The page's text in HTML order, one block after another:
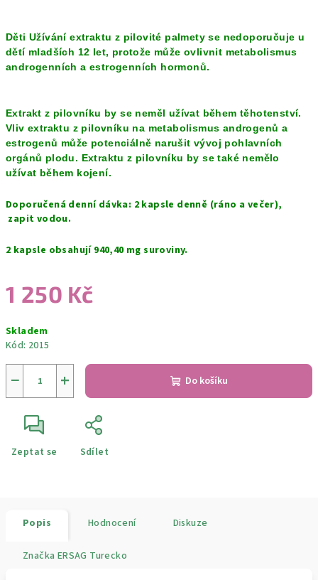
Děti Užívání extraktu z pilovité palmety se nedoporučuje u
dětí mladších 12 let, protože může ovlivnit metabolismus
androgenních a estrogenních hormonů.
Extrakt z pilovníku by se neměl užívat během těhotenství.
Vliv extraktu z pilovníku na metabolismus androgenů a
estrogenů může potenciálně narušit vývoj pohlavních
orgánů plodu. Extraktu z pilovníku by se také nemělo
užívat během kojení.
Doporučená denní dávka: 2 kapsle denně (ráno a večer),
zapit vodou.
2 kapsle obsahují 940,40 mg suroviny.
1 250 Kč
cena:
Skladem
Kód: 2015
+
− Do košíku
Zeptat se Sdílet
Popis Hodnocení Diskuze
Značka ERSAG Turecko